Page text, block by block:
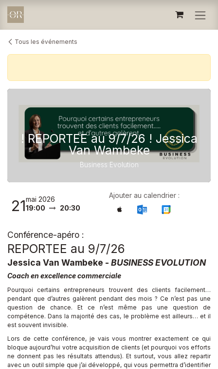
Tous les événements
! REPORTEE au 9/7/26 ! Jessica
Van Wambeke
Business Evolution
21mai 2026
19:00
20:30
Ajouter au calendrier :
Conférence-apéro :
REPORTEE au 9/7/26
Jessica Van Wambeke - BUSINESS EVOLUTION
Coach en excellence commerciale
Pourquoi certains entrepreneurs trouvent des clients facilement…
pendant que d’autres galèrent pendant des mois ? Ce n’est pas une
question de chance. Et ce n’est même pas une question de
compétence. Dans la majorité des cas, le problème est ailleurs… et il
est souvent invisible.
Lors de cette conférence, je vais vous montrer exactement ce qui
bloque aujourd’hui votre acquisition de clients (et pourquoi vos efforts
ne donnent pas les résultats attendus). Et surtout, vous allez repartir
avec un outil simple que j’ai développé, qui vous permettra d’identifier